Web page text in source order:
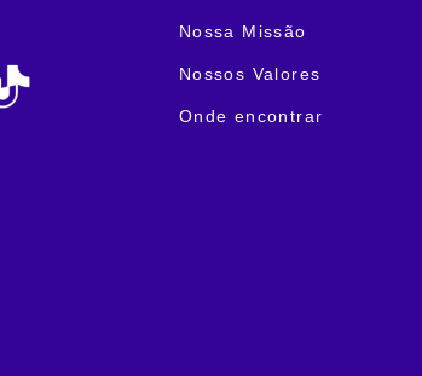
Nossa Missão
Nossos Valores
Onde encontrar